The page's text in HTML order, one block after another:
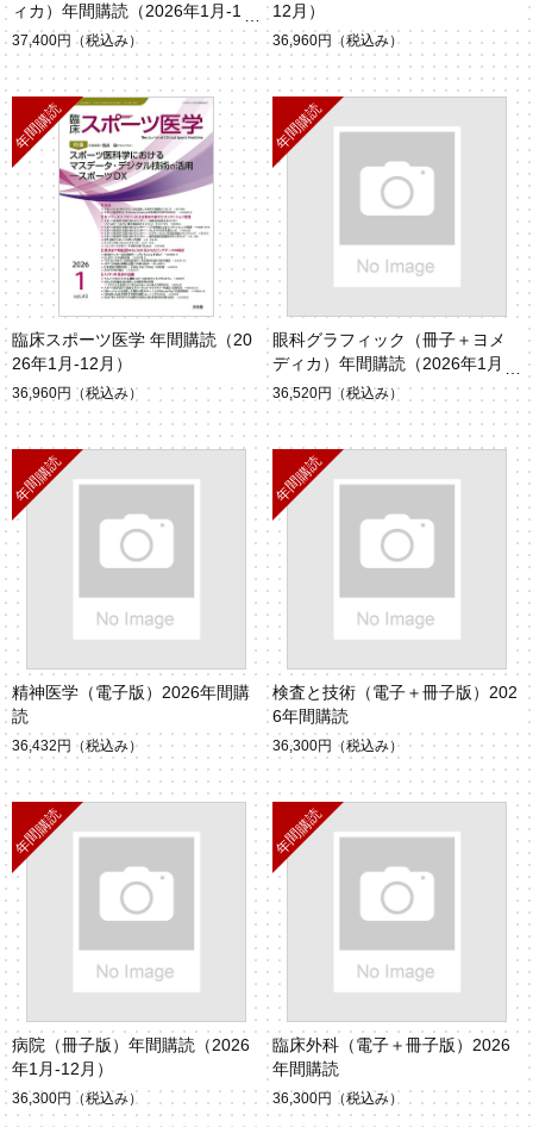
ィカ）年間購読（2026年1月-12
月）
37,400円 （税込み）
12月）
36,960円 （税込み）
臨床スポーツ医学 年間購読（20
26年1月-12月）
36,960円 （税込み）
眼科グラフィック（冊子＋ヨメ
ディカ）年間購読（2026年1月-1
2月）
36,520円 （税込み）
精神医学（電子版）2026年間購
読
36,432円 （税込み）
検査と技術（電子＋冊子版）202
6年間購読
36,300円 （税込み）
病院（冊子版）年間購読（2026
年1月-12月）
36,300円 （税込み）
臨床外科（電子＋冊子版）2026
年間購読
36,300円 （税込み）